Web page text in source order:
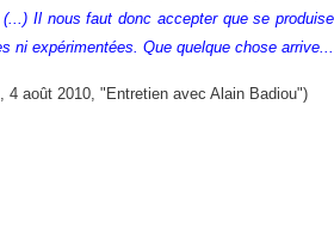
(...) Il nous faut donc accepter que se
ni expérimentées. Que quelque chose
4 août 2010, "Entretien avec Alain Badiou")